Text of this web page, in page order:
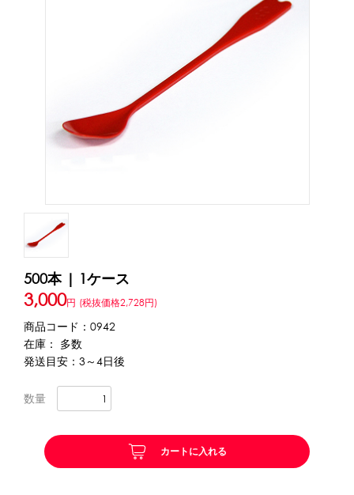
水あめ
練乳・コンデンスミルク
アイスクリーム
白玉もち・わらび餅
かき氷機
ブロックアイススライサー
カートリッジシェイバー
オプション
台湾かき氷
フレーバー氷（味つきの氷）
かき氷イベントセット
CLOSE
会社概要
特定商取引に関する法律に基づく表記
プライバシーポリシー
利用規約
500本 | 1ケース
3,000円 (税抜価格2,728円)
商品コード：0942
在庫： 多数
発送目安：3～4日後
数量
カートに入れる